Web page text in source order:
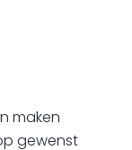
maken
gewenst